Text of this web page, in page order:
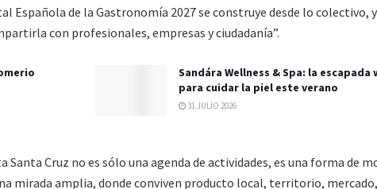
Española de la Gastronomía 2027 se construye desde lo colectivo,
con profesionales, empresas y ciudadanía”.
Sandára Wellness & Spa: la escapada
para cuidar la piel este verano
31 JULIO 2026
Santa Cruz no es sólo una agenda de actividades, es una forma de
mirada amplia, donde conviven producto local, territorio, mercado,